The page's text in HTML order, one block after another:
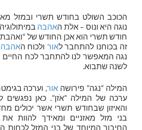
הכוכב השולט בחודש תשרי ובמזל
נוגה היא ונוס – אלת האהבה
חודש תשרי הוא אכן החודש של
זה בכוחנו להתחבר לאור ולכוח האהבה
נגה המאפשר לנו להתחבר לכח החיים
לשנה שתבוא.
המילה “נגה” פירושה אור
ערכה של המילה “אֹזן”. כאן
והאיזון שבחודש תשרי אשר יכולים
בני מזל מאזניים ומאידך להוות
החיבור המיוחד של בני המזל לכחות